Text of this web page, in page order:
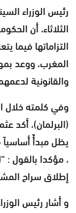
رئيس الوزراء
الثلاثاء، أن
التزاماتها فيما
المغرب، ووعد
والقانونية
وفي كلمته خلال
(البرلمان)، أكد
يظل مبدأً
، مؤكدا بالقول :
إطلاق سراح
و أشار رئيس